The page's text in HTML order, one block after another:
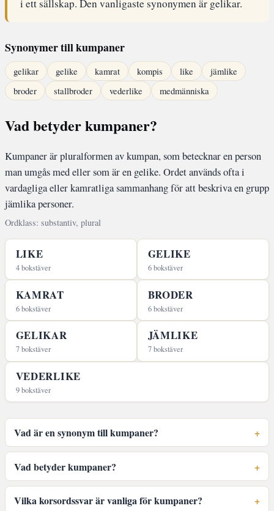
i ett sällskap. Den vanligaste synonymen är gelikar.
Synonymer till kumpaner
gelikar gelike kamrat kompis like
jämlike
broder
stallbroder vederlike medmänniska
Vad betyder kumpaner?
Kumpaner är pluralformen av kumpan, som betecknar en person
man umgås med eller som är en gelike. Ordet används ofta i
vardagliga eller kamratliga sammanhang för att beskriva en grupp
jämlika personer.
Ordklass: substantiv, plural
LIKE
4 bokstäver
GELIKE
6 bokstäver
KAMRAT
6 bokstäver
BRODER
6 bokstäver
GELIKAR
7 bokstäver
JÄMLIKE
7 bokstäver
VEDERLIKE
9 bokstäver
Vad är en synonym till kumpaner?
Vad betyder kumpaner?
Vilka korsordssvar är vanliga för kumpaner?